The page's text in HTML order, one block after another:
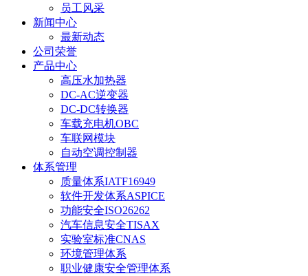
员工风采
新闻中心
最新动态
公司荣誉
产品中心
高压水加热器
DC-AC逆变器
DC-DC转换器
车载充电机OBC
车联网模块
自动空调控制器
体系管理
质量体系IATF16949
软件开发体系ASPICE
功能安全ISO26262
汽车信息安全TISAX
实验室标准CNAS
环境管理体系
职业健康安全管理体系